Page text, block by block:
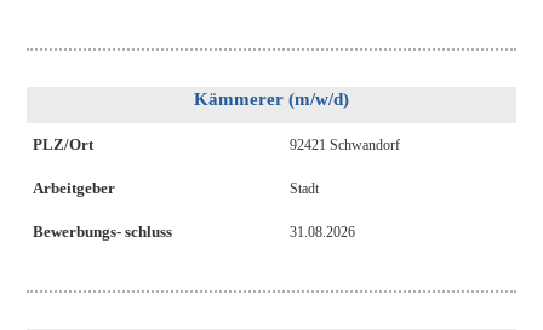
Kämmerer (m/w/d)
PLZ/Ort
Arbeitgeber
Bewerbungs- schluss
92421 Schwandorf
Stadt
31.08.2026